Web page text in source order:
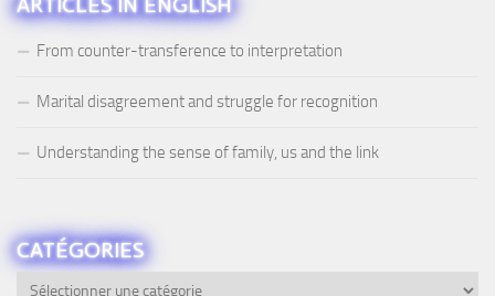
From counter-transference to interpretation
Marital disagreement and struggle for recognition
Understanding the sense of family, us and the link
CATÉGORIES
Catégories